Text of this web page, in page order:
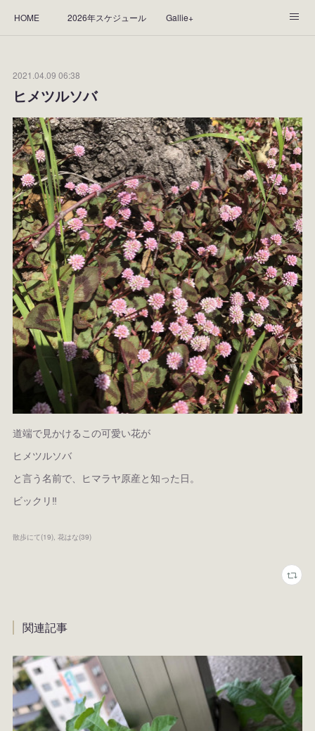
HOME 2026年スケジュール Gallie+
“Kasane Style Art”って？ Yorie's Tapestry Yorie's Goods
ショップ 作品のレンタルについて 2025年足跡
2024年 の足跡 2023*足跡 2022年の足あと
2021あしあと 2020年あしあと 2019年足あと
2018年あしあと
2021.04.09 06:38
ヒメツルソバ
道端で見かけるこの可愛い花が
ヒメツルソバ
と言う名前で、ヒマラヤ原産と知った日。
ビックリ‼️
散歩にて(19) 花はな(39)
関連記事